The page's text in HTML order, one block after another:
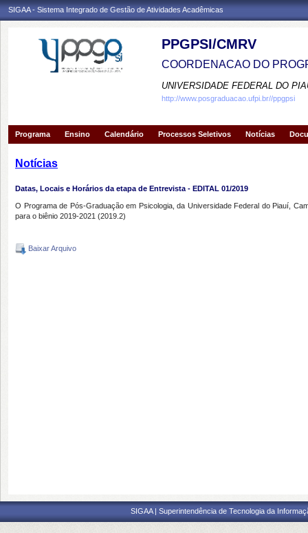
SIGAA - Sistema Integrado de Gestão de Atividades Acadêmicas
PPGPSI/CMRV
COORDENACAO DO
UNIVERSIDADE FEDERAL DO
http://www.posgraduacao.ufpi.br//ppgpsi
Programa Ensino Calendário Processos Seletivos Notícias
Notícias
Datas, Locais e Horários da etapa de Entrevista - EDITAL 01/2019
O Programa de Pós-Graduação em Psicologia, da Universidade Federal do Piauí,
para o biênio 2019-2021 (2019.2)
Baixar Arquivo
SIGAA | Superintendência de Tecnologia da